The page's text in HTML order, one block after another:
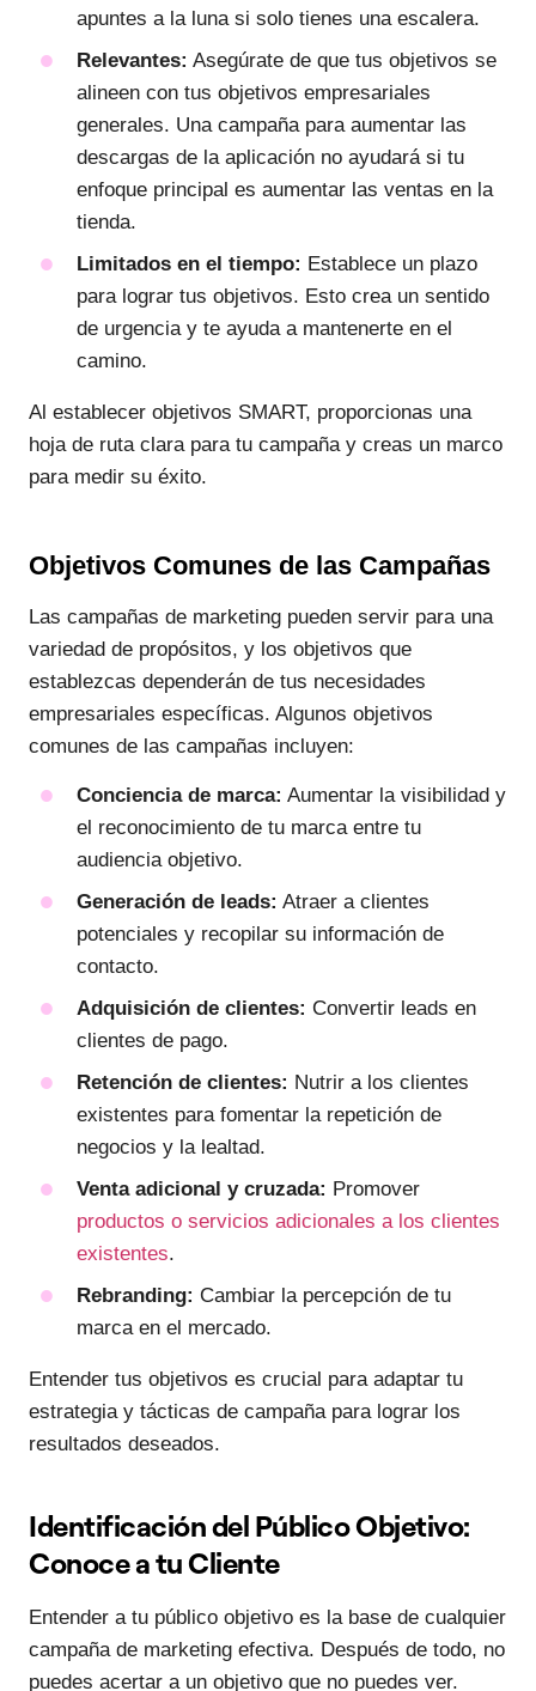
apuntes a la luna si solo tienes una escalera.
Relevantes: Asegúrate de que tus objetivos se
alineen con tus objetivos empresariales
generales. Una campaña para aumentar las
descargas de la aplicación no ayudará si tu
enfoque principal es aumentar las ventas en la
tienda.
Limitados en el tiempo: Establece un plazo
para lograr tus objetivos. Esto crea un sentido
de urgencia y te ayuda a mantenerte en el
camino.
Al establecer objetivos SMART, proporcionas una
hoja de ruta clara para tu campaña y creas un marco
para medir su éxito.
Objetivos Comunes de las Campañas
Las campañas de marketing pueden servir para una
variedad de propósitos, y los objetivos que
establezcas dependerán de tus necesidades
empresariales específicas. Algunos objetivos
comunes de las campañas incluyen:
Conciencia de marca: Aumentar la visibilidad y
el reconocimiento de tu marca entre tu
audiencia objetivo.
Generación de leads: Atraer a clientes
potenciales y recopilar su información de
contacto.
Adquisición de clientes: Convertir leads en
clientes de pago.
Retención de clientes: Nutrir a los clientes
existentes para fomentar la repetición de
negocios y la lealtad.
Venta adicional y cruzada: Promover
productos o servicios adicionales a los clientes
existentes.
Rebranding: Cambiar la percepción de tu
marca en el mercado.
Entender tus objetivos es crucial para adaptar tu
estrategia y tácticas de campaña para lograr los
resultados deseados.
Identificación del Público Objetivo:
Conoce a tu Cliente
Entender a tu público objetivo es la base de cualquier
campaña de marketing efectiva. Después de todo, no
puedes acertar a un objetivo que no puedes ver.